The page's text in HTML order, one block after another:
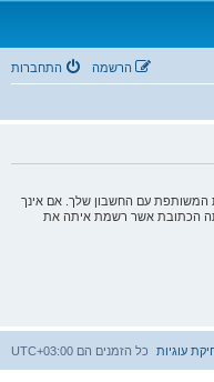
התחברות הרשמה
המשותפת עם החשבון שלך. אם אינך
הכתובת אשר רשמת איתה את
כל הזמנים הם UTC+03:00 עוגיות